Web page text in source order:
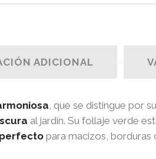
ADICIONAL
, que se distingue por
al jardín. Su follaje verde
para macizos, borduras